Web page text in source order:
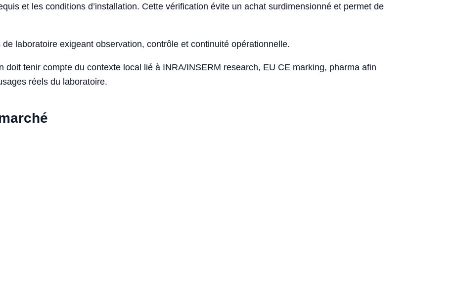
et les conditions d’installation. Cette vérification évite un achat surdimensionné et permet de
laboratoire exigeant observation, contrôle et continuité opérationnelle.
doit tenir compte du contexte local lié à INRA/INSERM research, EU CE marking, pharma afin
réels du laboratoire.